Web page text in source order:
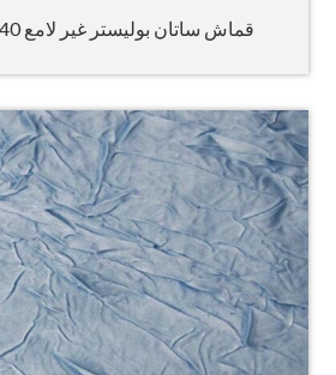
قماش ساتان بوليستر غير لامع 140 جم/م² 75D*150D